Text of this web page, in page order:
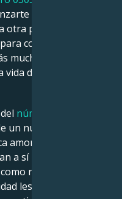
a una relación,
persona.
comunicarte
mucho más
de lo que nunca
número de ángel
un número de ángel
amor es bastante
a sí mismas y aman
realmente son.
les permite llevar